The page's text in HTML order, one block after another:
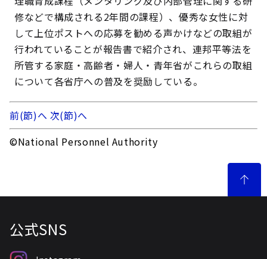
修などで構成される2年間の課程）、優秀な女性に対
して上位ポストへの応募を勧める声かけなどの取組が
行われていることが報告書で紹介され、連邦平等法を
所管する家庭・高齢者・婦人・青年省がこれらの取組
について各省庁への普及を奨励している。
前(節)へ 次(節)へ
©National Personnel Authority
公式SNS